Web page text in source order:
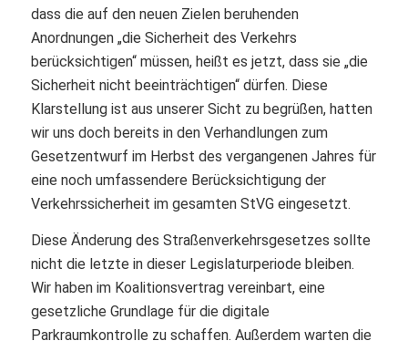
dass die auf den neuen Zielen beruhenden
Anordnungen „die Sicherheit des Verkehrs
berücksichtigen“ müssen, heißt es jetzt, dass sie „die
Sicherheit nicht beeinträchtigen“ dürfen. Diese
Klarstellung ist aus unserer Sicht zu begrüßen, hatten
wir uns doch bereits in den Verhandlungen zum
Gesetzentwurf im Herbst des vergangenen Jahres für
eine noch umfassendere Berücksichtigung der
Verkehrssicherheit im gesamten StVG eingesetzt.
Diese Änderung des Straßenverkehrsgesetzes sollte
nicht die letzte in dieser Legislaturperiode bleiben.
Wir haben im Koalitionsvertrag vereinbart, eine
gesetzliche Grundlage für die digitale
Parkraumkontrolle zu schaffen. Außerdem warten die